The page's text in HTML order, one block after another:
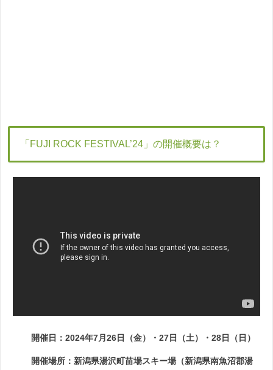
「FUJI ROCK FESTIVAL’24」の開催概要は？
開催日：2024年7月26日（金）・27日（土）・28日（日）
開催場所：新潟県湯沢町苗場スキー場（新潟県南魚沼郡湯